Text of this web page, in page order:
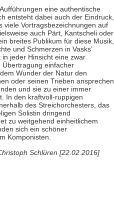
eine authentische
entsteht dabei auch der Eindruck,
viele Vortragsbezeichnungen auf
auch Pärt, Kantscheli oder
breites Publikum für diese Musik,
und Schmerzen in Vasks’
jeder Hinsicht eine zwar
einfacher
Wunder der Natur den
oder seinen Trieben ansprechen
und sie zu einer immer
In den kraftvoll-ruppigen
des Streichorchesters, das
Solistin dringend
zu weitgehend einheitlichem
sich ein schöner
Komponisten.
Schlüren [22.02.2016]